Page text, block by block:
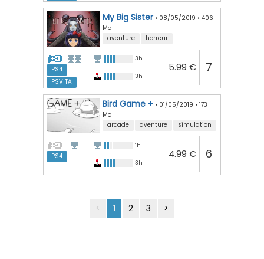
My Big Sister • 08/05/2019 • 406
Mo
aventure
horreur
PS4
PSVITA
3h
3h
5.99 € 7
Bird Game + • 01/05/2019 • 173
Mo
arcade
aventure simulation
PS4
1h
3h
4.99 € 6
< 1 2 3 >